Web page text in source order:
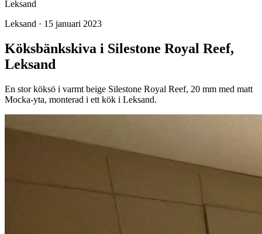
Leksand
Leksand · 15 januari 2023
Köksbänkskiva i Silestone Royal Reef,
Leksand
En stor köksö i varmt beige Silestone Royal Reef, 20 mm med matt
Mocka-yta, monterad i ett kök i Leksand.